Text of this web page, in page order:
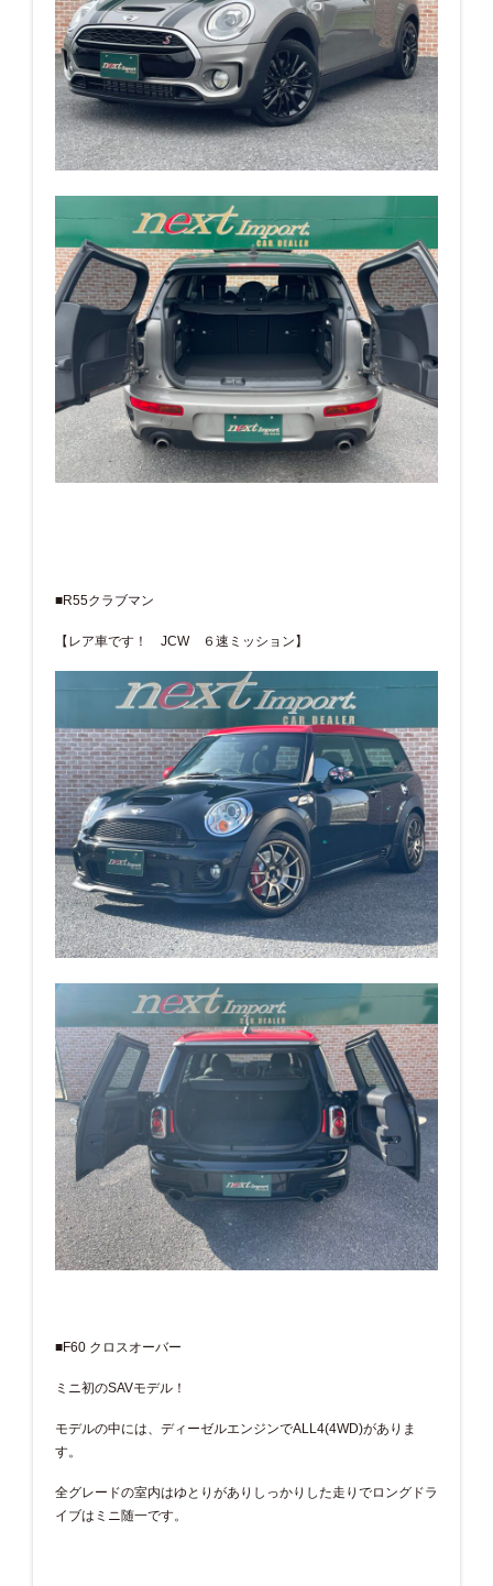
■R55クラブマン
【レア車です！ JCW ６速ミッション】
■F60 クロスオーバー
ミニ初のSAVモデル！
モデルの中には、ディーゼルエンジンでALL4(4WD)がありま
す。
全グレードの室内はゆとりがありしっかりした走りでロングドラ
イブはミニ随一です。